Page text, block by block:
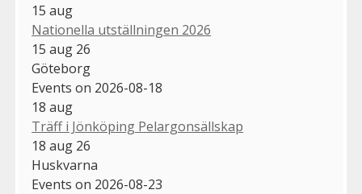
15 aug
Nationella utställningen 2026
15 aug 26
Göteborg
Events on 2026-08-18
18 aug
Träff i Jönköping Pelargonsällskap
18 aug 26
Huskvarna
Events on 2026-08-23